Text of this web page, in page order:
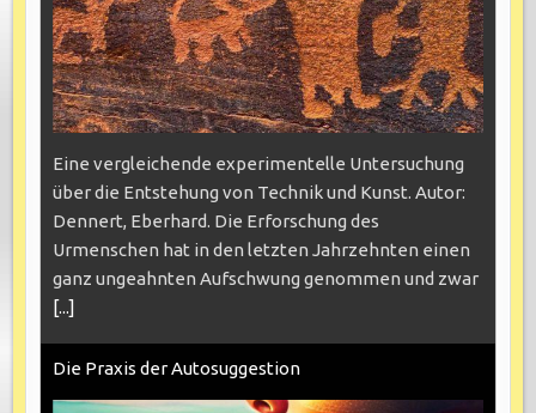
Eine vergleichende experimentelle Untersuchung
über die Entstehung von Technik und Kunst. Autor:
Dennert, Eberhard. Die Erforschung des
Urmenschen hat in den letzten Jahrzehnten einen
ganz ungeahnten Aufschwung genommen und zwar
[...]
Die Praxis der Autosuggestion